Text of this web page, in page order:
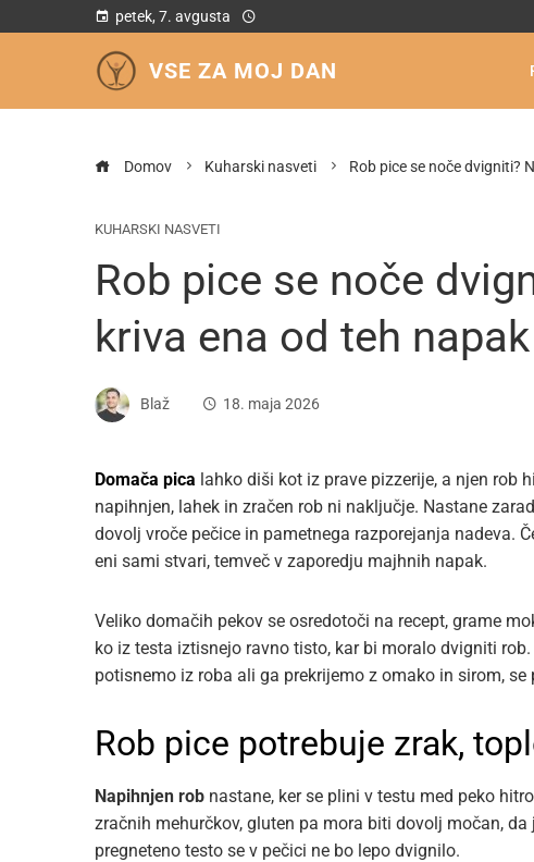
petek, 7. avgusta
VSE ZA MOJ DAN
Domov Kuharski nasveti Rob pice se noče dvigniti?
KUHARSKI NASVETI
Rob pice se noče
kriva ena od teh napak
Blaž 18. maja 2026
Domača pica lahko diši kot iz prave pizzerije, a njen rob
napihnjen, lahek in zračen rob ni naključje. Nastane
dovolj vroče pečice in pametnega razporejanja nadeva.
eni sami stvari, temveč v zaporedju majhnih napak.
Veliko domačih pekov se osredotoči na recept, grame
ko iz testa iztisnejo ravno tisto, kar bi moralo dvigniti
potisnemo iz roba ali ga prekrijemo z omako in sirom,
Rob pice potrebuje zrak,
Napihnjen rob nastane, ker se plini v testu med peko
zračnih mehurčkov, gluten pa mora biti dovolj močan,
pregneteno testo se v pečici ne bo lepo dvignilo.